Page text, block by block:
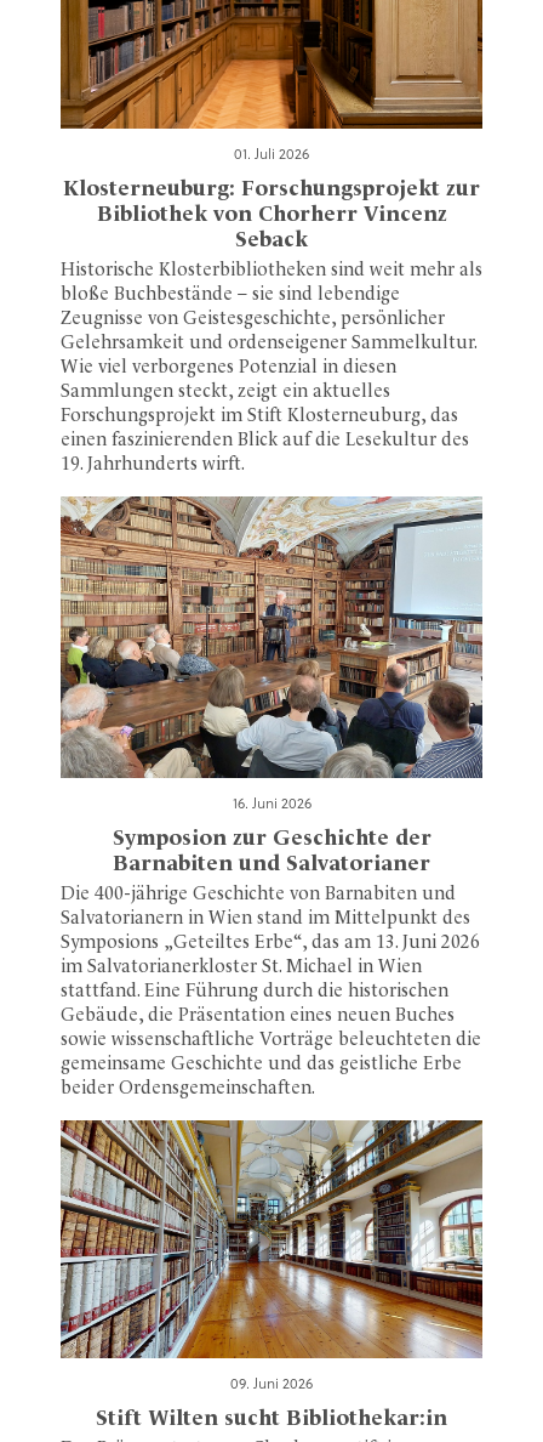
01. Juli 2026
Klosterneuburg: Forschungsprojekt zur
Bibliothek von Chorherr Vincenz
Seback
Historische Klosterbibliotheken sind weit mehr als
bloße Buchbestände – sie sind lebendige
Zeugnisse von Geistesgeschichte, persönlicher
Gelehrsamkeit und ordenseigener Sammelkultur.
Wie viel verborgenes Potenzial in diesen
Sammlungen steckt, zeigt ein aktuelles
Forschungsprojekt im Stift Klosterneuburg, das
einen faszinierenden Blick auf die Lesekultur des
19. Jahrhunderts wirft.
16. Juni 2026
Symposion zur Geschichte der
Barnabiten und Salvatorianer
Die 400-jährige Geschichte von Barnabiten und
Salvatorianern in Wien stand im Mittelpunkt des
Symposions „Geteiltes Erbe“, das am 13. Juni 2026
im Salvatorianerkloster St. Michael in Wien
stattfand. Eine Führung durch die historischen
Gebäude, die Präsentation eines neuen Buches
sowie wissenschaftliche Vorträge beleuchteten die
gemeinsame Geschichte und das geistliche Erbe
beider Ordensgemeinschaften.
09. Juni 2026
Stift Wilten sucht Bibliothekar:in